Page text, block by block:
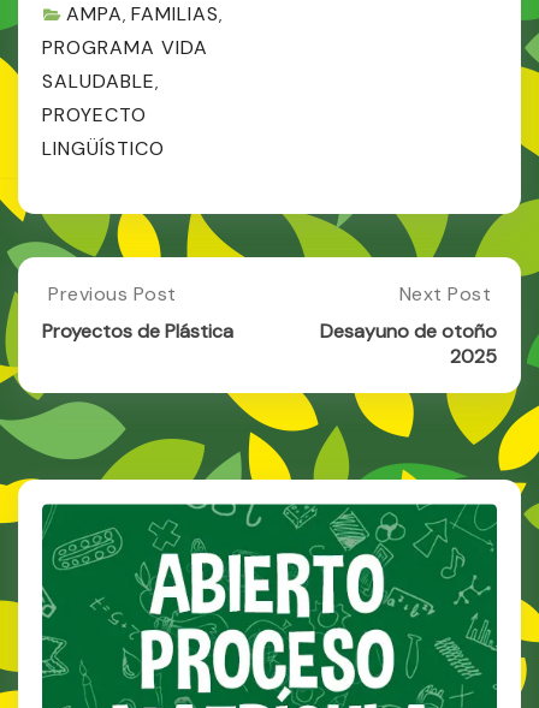
AMPA, FAMILIAS,
PROGRAMA VIDA
SALUDABLE,
PROYECTO
LINGÜÍSTICO
Post
navigation
Previous
Post:
Plástica
Previous Post
Proyectos de Plástica
Next
Post:
Desayuno
Otoño
2025
Next Post
Desayuno de otoño
2025